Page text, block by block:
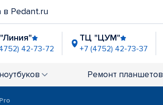
в Pedant.ru
42-73-72
ТЦ "ЦУМ"
+7 (4752) 42-73-37
ноутбуков Ремонт планшетов